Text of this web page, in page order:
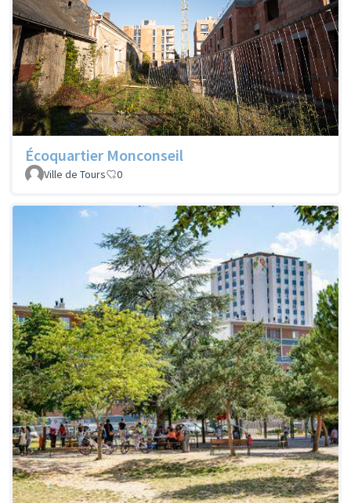
Écoquartier Monconseil
Ville de Tours 0